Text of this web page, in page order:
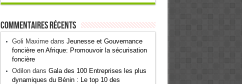
Commentaires récents
Goli Maximedans Jeunesse et Gouvernance
foncière en Afrique: Promouvoir la sécurisation
foncière
Odilondans Gala des 100 Entreprises les plus
dynamiques du Bénin : Le top 10 des